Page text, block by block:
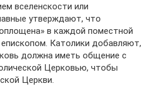
вселенскости или
утверждают, что
в каждой поместной
Католики добавляют,
должна иметь общение с
Церковью, чтобы
Церкви.